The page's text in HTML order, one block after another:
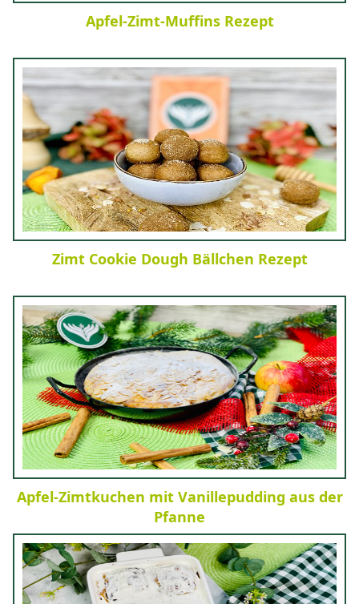
Apfel-Zimt-Muffins Rezept
Zimt Cookie Dough Bällchen Rezept
Apfel-Zimtkuchen mit Vanillepudding aus der
Pfanne